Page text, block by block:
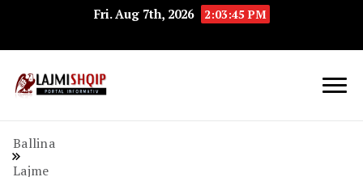
Fri. Aug 7th, 2026 2:03:46 PM
Ballina
Lajme